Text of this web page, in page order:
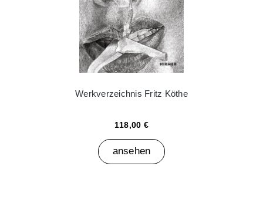
Werkverzeichnis Fritz Köthe
118,00 €
ansehen